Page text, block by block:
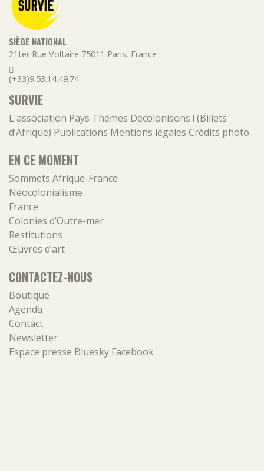
SIÈGE NATIONAL
21ter Rue Voltaire 75011 Paris, France
(+33)9.53.14.49.74
SURVIE
L'association Pays Thèmes Décolonisons ! (Billets
d’Afrique) Publications Mentions légales Crédits photo
EN CE MOMENT
Sommets Afrique-France
Néocolonialisme
France
Colonies d’Outre-mer
Restitutions
Œuvres d’art
CONTACTEZ-NOUS
Boutique
Agenda
Contact
Newsletter
Espace presse Bluesky Facebook